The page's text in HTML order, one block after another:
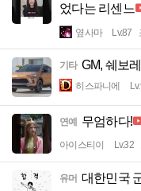
었다는 리센느
옆사마 Lv.87
기타 GM, 쉐보
히스파니에
연예 무엄하다!
아이스티이 Lv.32
유머 대한민국